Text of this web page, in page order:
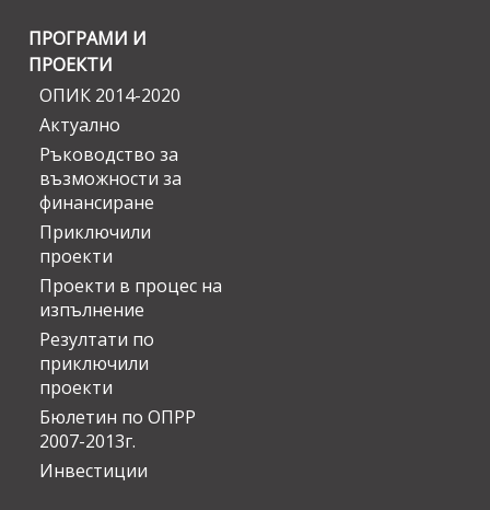
ПРОГРАМИ И
ПРОЕКТИ
ОПИК 2014-2020
Актуално
Ръководство за
възможности за
финансиране
Приключили
проекти
Проекти в процес на
изпълнение
Резултати по
приключили
проекти
Бюлетин по ОПРР
2007-2013г.
Инвестиции